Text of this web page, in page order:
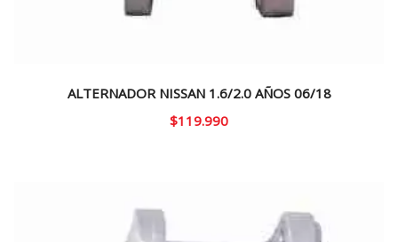
ALTERNADOR NISSAN 1.6/2.0 AÑOS 06/18
$119.990